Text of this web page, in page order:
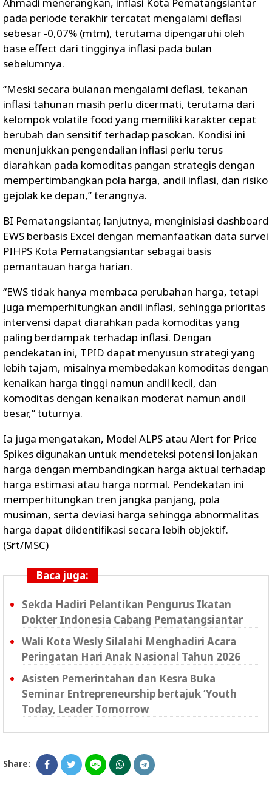
pada periode terakhir tercatat mengalami deflasi
sebesar -0,07% (mtm), terutama dipengaruhi oleh
base effect dari tingginya inflasi pada bulan
sebelumnya.
“Meski secara bulanan mengalami deflasi, tekanan
inflasi tahunan masih perlu dicermati, terutama dari
kelompok volatile food yang memiliki karakter cepat
berubah dan sensitif terhadap pasokan. Kondisi ini
menunjukkan pengendalian inflasi perlu terus
diarahkan pada komoditas pangan strategis dengan
mempertimbangkan pola harga, andil inflasi, dan risiko
gejolak ke depan,” terangnya.
BI Pematangsiantar, lanjutnya, menginisiasi dashboard
EWS berbasis Excel dengan memanfaatkan data survei
PIHPS Kota Pematangsiantar sebagai basis
pemantauan harga harian.
“EWS tidak hanya membaca perubahan harga, tetapi
juga memperhitungkan andil inflasi, sehingga prioritas
intervensi dapat diarahkan pada komoditas yang
paling berdampak terhadap inflasi. Dengan
pendekatan ini, TPID dapat menyusun strategi yang
lebih tajam, misalnya membedakan komoditas dengan
kenaikan harga tinggi namun andil kecil, dan
komoditas dengan kenaikan moderat namun andil
besar,” tuturnya.
Ia juga mengatakan, Model ALPS atau Alert for Price
Spikes digunakan untuk mendeteksi potensi lonjakan
harga dengan membandingkan harga aktual terhadap
harga estimasi atau harga normal. Pendekatan ini
memperhitungkan tren jangka panjang, pola
musiman, serta deviasi harga sehingga abnormalitas
harga dapat diidentifikasi secara lebih objektif.
(Srt/MSC)
Baca juga:
Sekda Hadiri Pelantikan Pengurus Ikatan
Dokter Indonesia Cabang Pematangsiantar
Wali Kota Wesly Silalahi Menghadiri Acara
Peringatan Hari Anak Nasional Tahun 2026
Asisten Pemerintahan dan Kesra Buka
Seminar Entrepreneurship bertajuk ‘Youth
Today, Leader Tomorrow
Share: